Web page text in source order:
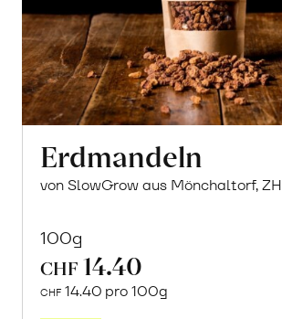
Erdmandeln
von SlowGrow aus Mönchaltorf, ZH
100g
CHF 14.40
CHF 14.40 pro 100g